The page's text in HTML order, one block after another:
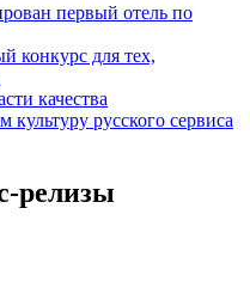
первый отель по
конкурс для тех,
качества
культуру русского сервиса
релизы